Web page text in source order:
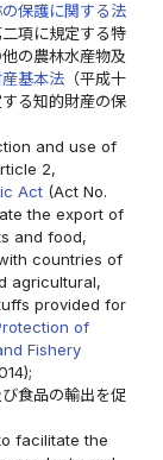
保護に関する法
項に規定する特
の農林水産物及
基本法（平成十
る知的財産の保
and use of
2,
Act(Act No.
the export of
and food,
countries of
agricultural,
provided for
of
Fishery
食品の輸出を促
facilitate the